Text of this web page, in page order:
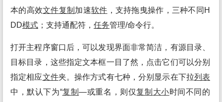
本的高效文件复制 加速软件 ，支持拖曳操作，三种不同H
DD模式 ；支持通配符， 任务管理/命令行。
打开主程序窗口后，可以发现界面非常简洁，有源目录、
目标目录，这些指定文本框一目了然，点击它们可以分别
指定相应文件夹。操作方式有七种，分别显示在下拉列表
中，默认下为“复制—或重名，则仅复制 大小时间不同的